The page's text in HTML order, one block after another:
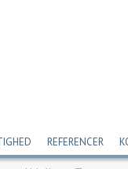
REFERENCER